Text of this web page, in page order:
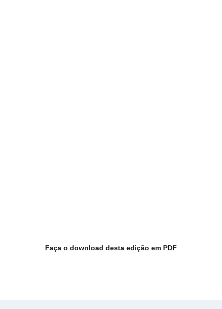
Faça o download desta edição em PDF